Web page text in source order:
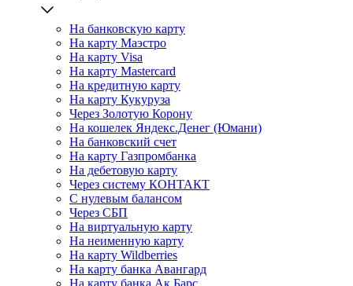
На банковскую карту
На карту Маэстро
На карту Visa
На карту Mastercard
На кредитную карту
На карту Кукуруза
Через Золотую Корону
На кошелек Яндекс.Денег (Юмани)
На банковский счет
На карту Газпромбанка
На дебетовую карту
Через систему КОНТАКТ
С нулевым балансом
Через СБП
На виртуальную карту
На неименную карту
На карту Wildberries
На карту банка Авангард
На карту банка Ак Барс